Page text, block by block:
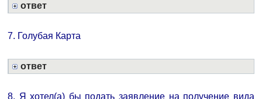
ответ
7. Голубая Карта
ответ
8. Я хотел(а) бы подать заявление на получение вида